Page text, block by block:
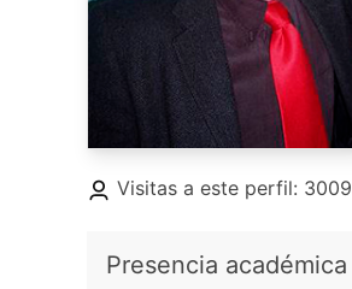
Visitas a este perfil: 3009
Presencia académica